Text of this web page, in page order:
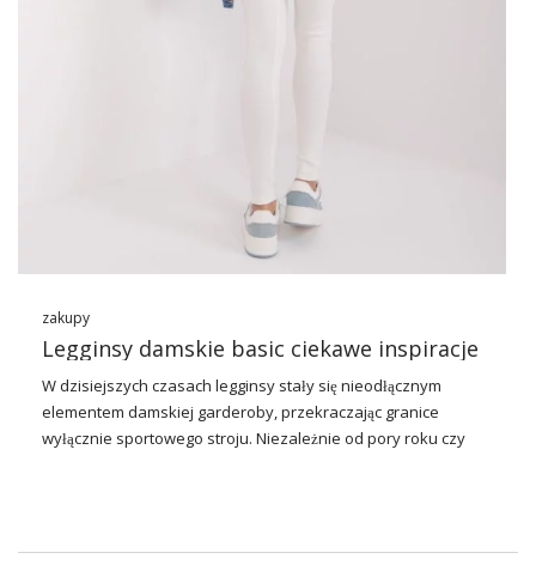
zakupy
Legginsy damskie basic ciekawe inspiracje
W dzisiejszych czasach legginsy stały się nieodłącznym
elementem damskiej garderoby, przekraczając granice
wyłącznie sportowego stroju. Niezależnie od pory roku czy